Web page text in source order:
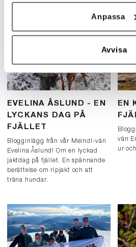
Anpassa
Avvisa
med
EVELINA ÅSLUND - EN
LYCKANS DAG PÅ
FJÄLLET
Blogginlägg från vår Meindl-vän
Evelina Åslund! Om en lyckad
jaktdag på fjället. En spännande
berättelse om ripjakt och att
träna hundar.
EN
vän
ur